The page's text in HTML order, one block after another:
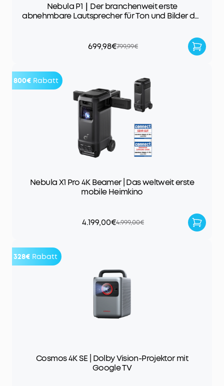
Nebula P1｜Der branchenweit erste
abnehmbare Lautsprecher für Ton und Bilder der
699,98€799,99€
800€ Rabatt
Nebula X1 Pro 4K Beamer | Das weltweit erste
mobile Heimkino
4.199,00€4.999,00€
328€ Rabatt
Cosmos 4K SE | Dolby Vision-Projektor mit
Google TV